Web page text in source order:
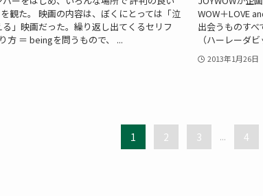
観た。 映画の内容は、ぼくにとっては「泣
」映画だった。繰り返し出てくるセリフ
方 ＝ beingを問うもので、 ...
WOW＋LOVE
出会うものす
（ハーレーダ
2013年1月26日
1 2 3 ... 4